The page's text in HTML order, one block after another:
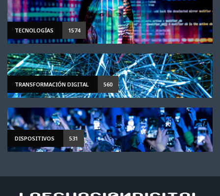
TECNOLOGÍAS 1574
TRANSFORMACIÓN DIGITAL 560
DISPOSITIVOS 531